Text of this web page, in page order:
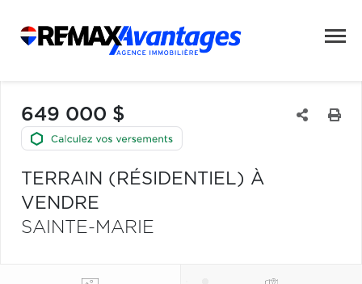
649 000 $
TERRAIN (RÉSIDENTIEL) À
VENDRE
SAINTE-MARIE